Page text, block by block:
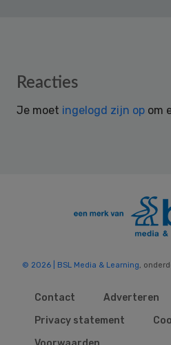
Reader
Reacties
Je moet ingelogd zijn op om
© 2026 | BSL Media & Learning,
Contact
Adverteren
Privacy statement